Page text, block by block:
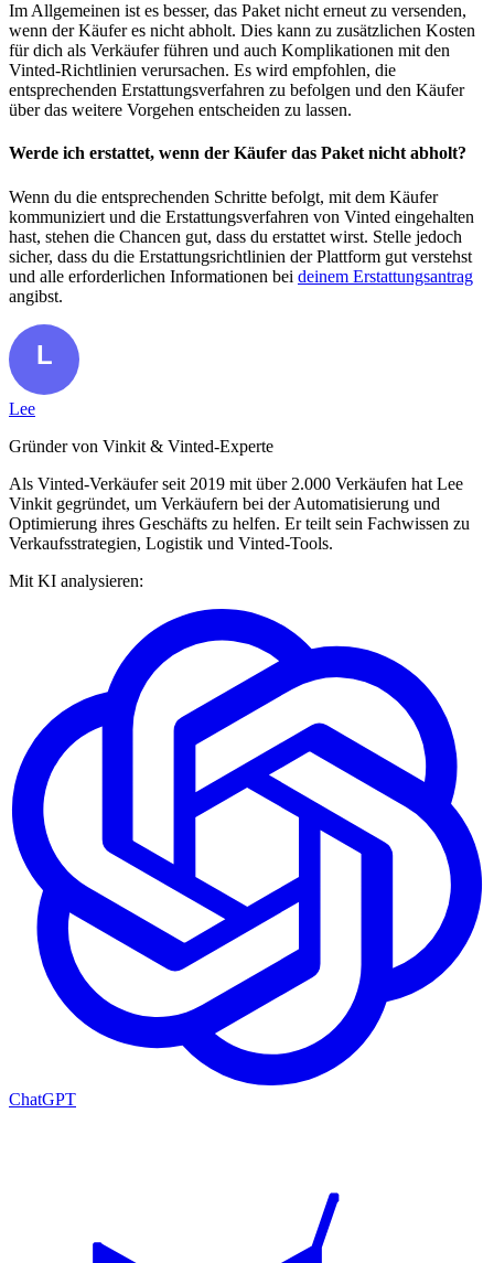
Im Allgemeinen ist es besser, das Paket nicht erneut zu versenden,
wenn der Käufer es nicht abholt. Dies kann zu zusätzlichen Kosten
für dich als Verkäufer führen und auch Komplikationen mit den
Vinted-Richtlinien verursachen. Es wird empfohlen, die
entsprechenden Erstattungsverfahren zu befolgen und den Käufer
über das weitere Vorgehen entscheiden zu lassen.
Werde ich erstattet, wenn der Käufer das Paket nicht abholt?
Wenn du die entsprechenden Schritte befolgt, mit dem Käufer
kommuniziert und die Erstattungsverfahren von Vinted eingehalten
hast, stehen die Chancen gut, dass du erstattet wirst. Stelle jedoch
sicher, dass du die Erstattungsrichtlinien der Plattform gut verstehst
und alle erforderlichen Informationen bei deinem Erstattungsantrag
angibst.
Lee
Gründer von Vinkit & Vinted-Experte
Als Vinted-Verkäufer seit 2019 mit über 2.000 Verkäufen hat Lee
Vinkit gegründet, um Verkäufern bei der Automatisierung und
Optimierung ihres Geschäfts zu helfen. Er teilt sein Fachwissen zu
Verkaufsstrategien, Logistik und Vinted-Tools.
Mit KI analysieren:
ChatGPT